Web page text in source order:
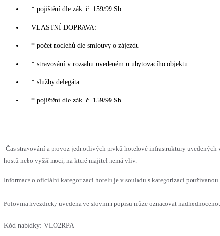
* pojištění dle zák. č. 159/99 Sb.
VLASTNÍ DOPRAVA:
* počet noclehů dle smlouvy o zájezdu
* stravování v rozsahu uvedeném u ubytovacího objektu
* služby delegáta
* pojištění dle zák. č. 159/99 Sb.
Čas stravování a provoz jednotlivých prvků hotelové infrastruktury uvedených
hostů nebo vyšší moci, na které majitel nemá vliv.
Informace o oficiální kategorizaci hotelu je v souladu s kategorizací
Polovina hvězdičky uvedená ve slovním popisu může označovat
Kód nabídky: VLO2RPA